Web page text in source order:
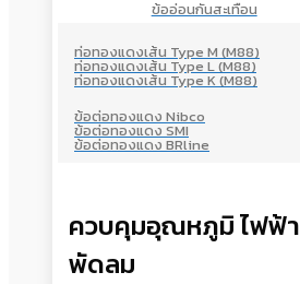
ข้ออ่อนกันสะเทือน
ท่อทองแดงเส้น Type M (M88)
ท่อทองแดงเส้น Type L (M88)
ท่อทองแดงเส้น Type K (M88)
ข้อต่อทองแดง Nibco
ข้อต่อทองแดง SMI
ข้อต่อทองแดง BRline
ควบคุมอุณหภูมิ ไฟฟ้า
พัดลม